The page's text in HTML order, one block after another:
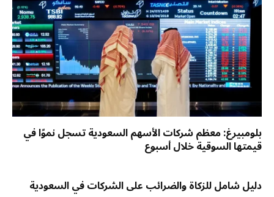
بلومبيرغ: معظم شركات الأسهم السعودية تسجل نموًا في
قيمتها السوقية خلال أسبوع
دليل شامل للزكاة والضرائب على الشركات في السعودية